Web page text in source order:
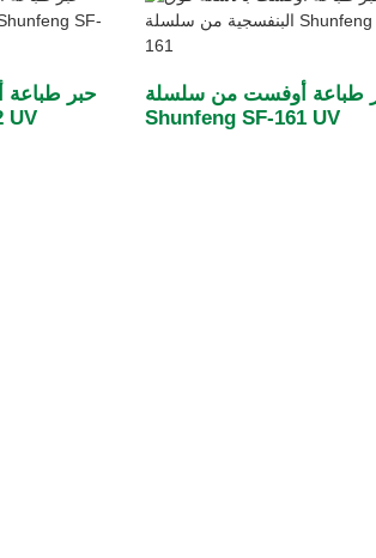
حبر
UV
طباعة أوفست من سلسلة
Shunfeng SF-161 UV